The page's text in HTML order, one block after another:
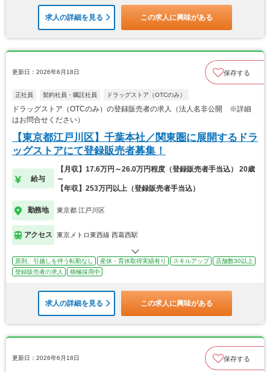
求人の詳細を見る この求人に興味がある
更新日：2026年6月18日 保存する
正社員 契約社員・嘱託社員 ドラッグストア（OTCのみ）
ドラッグストア（OTCのみ）の登録販売者の求人（法人名非公開 ※詳細
はお問合せください）
【東京都江戸川区】千葉本社／関東圏に展開するドラ
ッグストアにて登録販売者募集！
給与
【月収】17.6万円～26.0万円程度（登録販売者手当込） 20歳
～
【年収】253万円以上（登録販売者手当込）
勤務地 東京都 江戸川区
アクセス 東京メトロ東西線 西葛西駅
原則、引越しを伴う転勤なし 産休・育休取得実績有り スキルアップ
店舗数30以上
登録販売者の求人
積極採用中
求人の詳細を見る この求人に興味がある
更新日：2026年6月18日 保存する